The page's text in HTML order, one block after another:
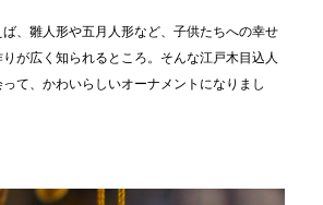
、雛人形や五月人形など、子供たちへの幸せ
が広く知られるところ。そんな江戸木目込人
て、かわいらしいオーナメントになりまし